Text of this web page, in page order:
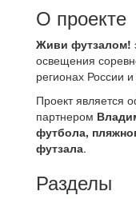
О проекте
Живи футзалом!
освещения
регионах России
Проект
партнером
футбола,
футзала.
Разделы